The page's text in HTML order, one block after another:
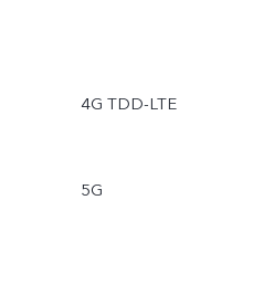
4G TDD-LTE
5G